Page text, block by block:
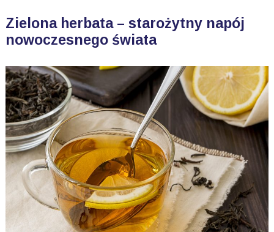
Zielona herbata – starożytny napój
nowoczesnego świata